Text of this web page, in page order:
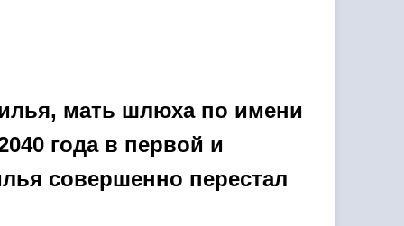
мать шлюха по имени
года в первой и
совершенно перестал